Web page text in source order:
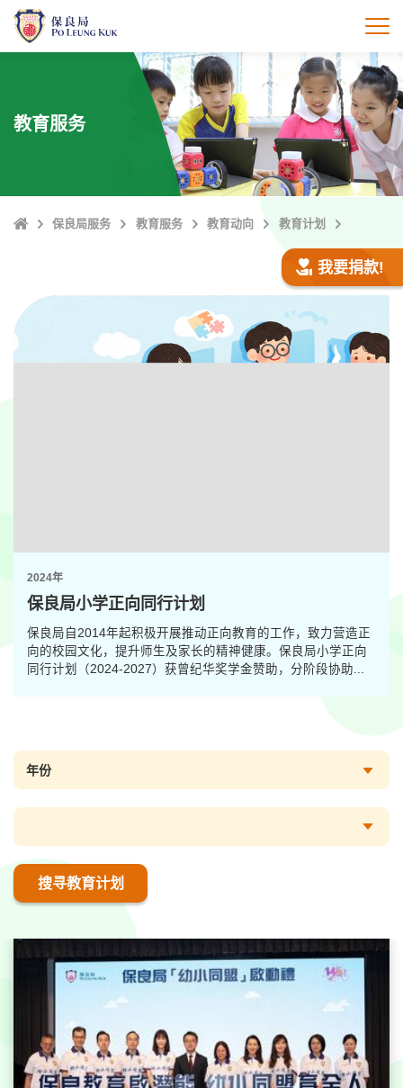
打
教育服务
Home保良局服务 教育服务 教育动向 教育计划
我要捐款!
2024年
保良局小学正向同行计划
保良局自2014年起积极开展推动正向教育的工作，致力营造正
向的校园文化，提升师生及家长的精神健康。保良局小学正向
同行计划（2024-2027）获曾纪华奖学金赞助，分阶段协助...
搜寻教育计划